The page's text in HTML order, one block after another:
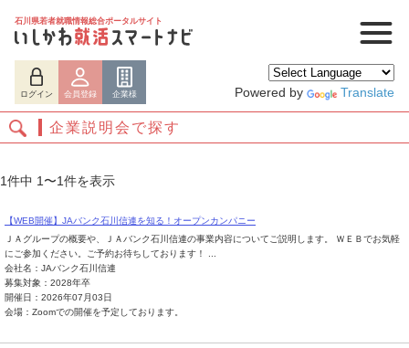
石川県若者就職情報総合ポータルサイト
ログイン 会員登録 企業様 Powered by Translate
ログイン
企業説明会で探す
1件中 1〜1件を表示
【WEB開催】JAバンク石川信連を知る！オープンカンパニー
ＪＡグループの概要や、ＪＡバンク石川信連の事業内容についてご説明します。 ＷＥＢでお気軽
にご参加ください。ご予約お待ちしております！ ...
会社名：JAバンク石川信連
募集対象：2028年卒
開催日：2026年07月03日
会場：Zoomでの開催を予定しております。